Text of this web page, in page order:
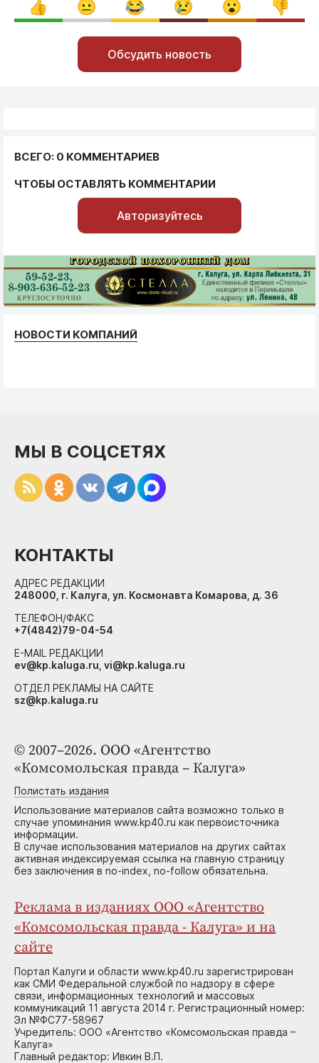
Обсудить новость
ВСЕГО: 0 КОММЕНТАРИЕВ
ЧТОБЫ ОСТАВЛЯТЬ КОММЕНТАРИИ
Авторизуйтесь
НОВОСТИ КОМПАНИЙ
© 2007–2026. ООО «Агентство
«Комсомольская правда – Калуга»
Полистать издания
Использование материалов сайта возможно только в
случае упоминания www.kp40.ru как первоисточника
информации.
В случае использования материалов на других сайтах
активная индексируемая ссылка на главную страницу
без заключения в no-index, no-follow обязательна.
Реклама в изданиях ООО «Агентство
«Комсомольская правда - Калуга» и на
сайте
Портал Калуги и области www.kp40.ru зарегистрирован
как СМИ Федеральной службой по надзору в сфере
связи, информационных технологий и массовых
коммуникаций 11 августа 2014 г. Регистрационный номер:
Эл №ФС77-58967
Учредитель: ООО «Агентство «Комсомольская правда –
Калуга»
Главный редактор: Ивкин В.П.
МЫ В СОЦСЕТЯХ
КОНТАКТЫ
АДРЕС РЕДАКЦИИ
248000, г. Калуга, ул. Космонавта Комарова, д. 36
ТЕЛЕФОН/ФАКС
+7(4842)79-04-54
E-MAIL РЕДАКЦИИ
ev@kp.kaluga.ru, vi@kp.kaluga.ru
ОТДЕЛ РЕКЛАМЫ НА САЙТЕ
sz@kp.kaluga.ru